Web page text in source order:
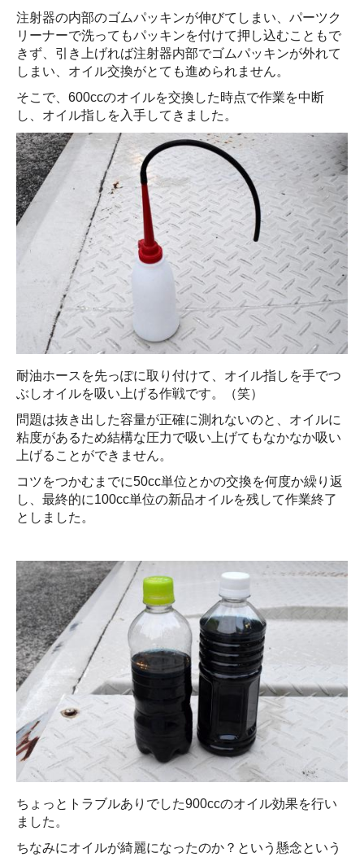
注射器の内部のゴムパッキンが伸びてしまい、パーツク
リーナーで洗ってもパッキンを付けて押し込むこともで
きず、引き上げれば注射器内部でゴムパッキンが外れて
しまい、オイル交換がとても進められません。
そこで、600ccのオイルを交換した時点で作業を中断
し、オイル指しを入手してきました。
耐油ホースを先っぽに取り付けて、オイル指しを手でつ
ぶしオイルを吸い上げる作戦です。（笑）
問題は抜き出した容量が正確に測れないのと、オイルに
粘度があるため結構な圧力で吸い上げてもなかなか吸い
上げることができません。
コツをつかむまでに50cc単位とかの交換を何度か繰り返
し、最終的に100cc単位の新品オイルを残して作業終了
としました。
ちょっとトラブルありでした900ccのオイル効果を行い
ました。
ちなみにオイルが綺麗になったのか？という懸念という